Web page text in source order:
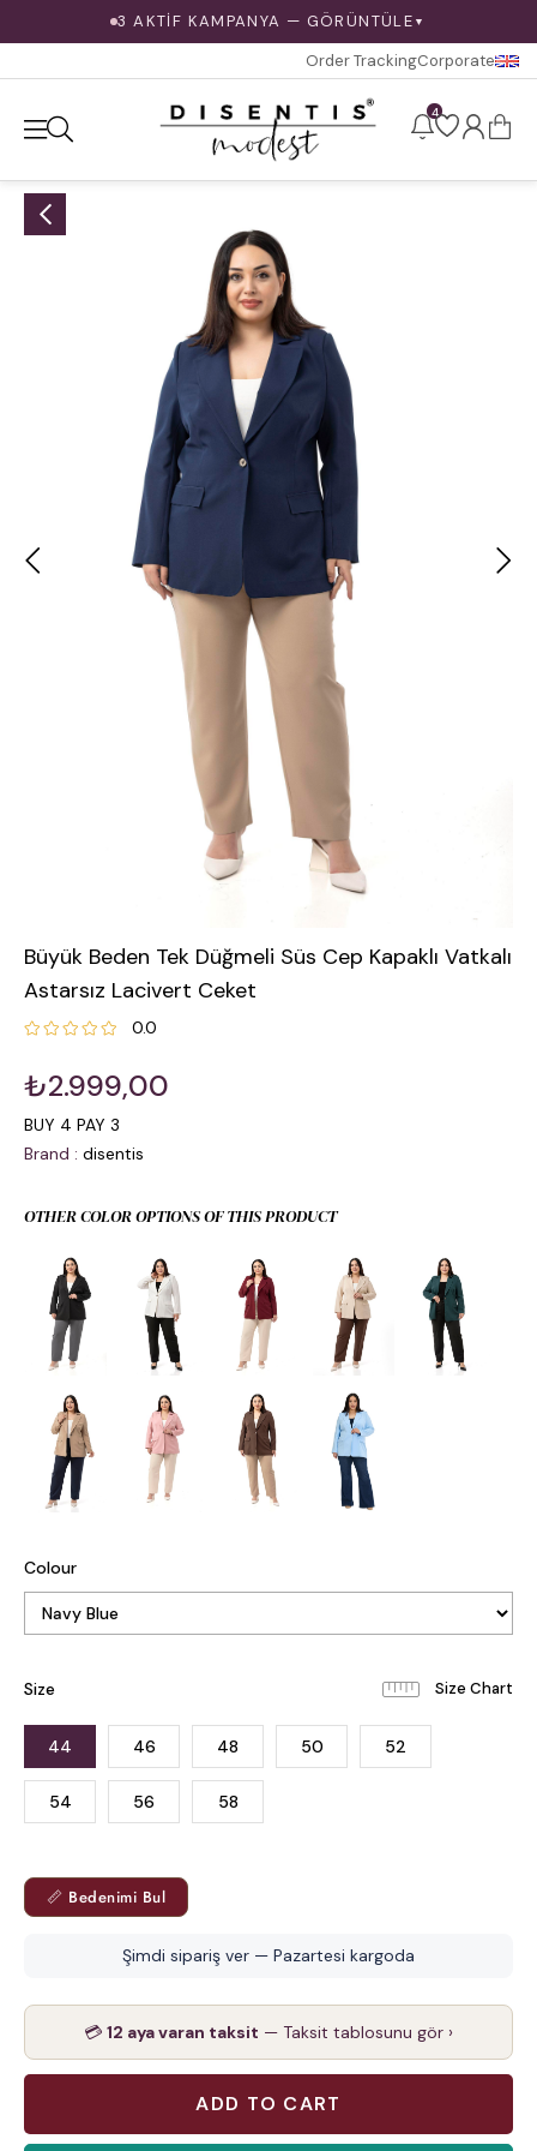
3 AKTİF KAMPANYA — GÖRÜNTÜLE ▼
Order TrackingCorporate
4
Büyük Beden Tek Düğmeli Süs Cep Kapaklı Vatkalı
Astarsız Lacivert Ceket
0.0
₺2.999,00
BUY 4 PAY 3
Brand : disentis
OTHER COLOR OPTIONS OF THIS PRODUCT
Colour
Size
44 46 48 50 52
54 56 58
📏 Bedenimi Bul
Şimdi sipariş ver — Pazartesi kargoda
💳 12 aya varan taksit — Taksit tablosunu gör ›